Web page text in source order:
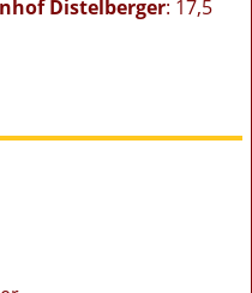
Distelberger: 17,5